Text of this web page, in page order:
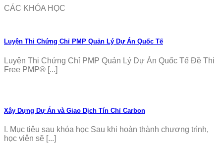
CÁC KHÓA HỌC
Luyện Thi Chứng Chỉ PMP Quản Lý Dự Án Quốc Tế
Luyện Thi Chứng Chỉ PMP Quản Lý Dự Án Quốc Tế Đề Thi
Free PMP® [...]
Xây Dựng Dự Án và Giao Dịch Tín Chỉ Carbon
I. Mục tiêu sau khóa học Sau khi hoàn thành chương trình,
học viên sẽ [...]